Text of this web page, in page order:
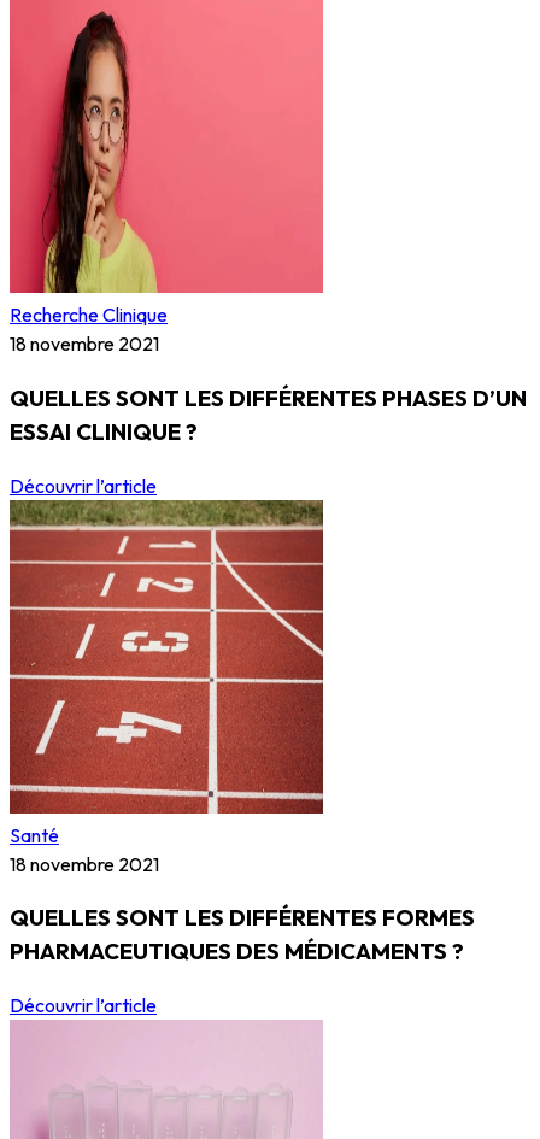
Recherche Clinique
18 novembre 2021
QUELLES SONT LES DIFFÉRENTES PHASES D’UN
ESSAI CLINIQUE ?
Découvrir l’article
Santé
18 novembre 2021
QUELLES SONT LES DIFFÉRENTES FORMES
PHARMACEUTIQUES DES MÉDICAMENTS ?
Découvrir l’article